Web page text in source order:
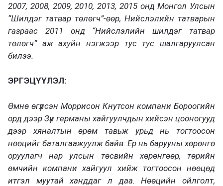
2007, 2008, 2009, 2010, 2013, 2015 онд Монгол Улсын
“Шилдэг татвар төлөгч”-өөр, Нийслэлийн татварын
газраас 2011 онд “Нийслэлийн шилдэг татвар
төлөгч” аж ахуйн нэгжээр тус тус шалгаруулсан
билээ.
ЭРГЭЦҮҮЛЭЛ:
Өмнө өгүүлсэн Моррисон Кнутсон компани Бороогийн
орд дээр Зүүн германы хайгуулчдын хийсэн цооногууд
дээр хяналтын өрөм тавьж урьд нь тогтоосон
нөөцийг баталгаажуулж байв. Ер нь барууны хөрөнгө
оруулагч нар улсын төсвийн хөрөнгөөр, төрийн
өмчийн компани хайгуул хийж тогтоосон нөөцөд
итгэл муутай ханддаг л даа. Нөөцийн ойлголт,